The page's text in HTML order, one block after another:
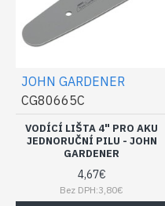
JOHN GARDENER
CG80665C
VODÍCÍ LIŠTA 4" PRO AKU
JEDNORUČNÍ PILU - JOHN
GARDENER
4,67€
Bez DPH:3,80€